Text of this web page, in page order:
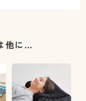
他に…